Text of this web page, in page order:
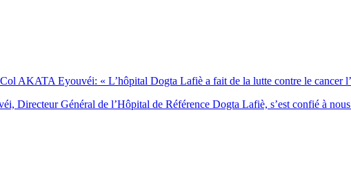
AKATA Eyouvéi: « L’hôpital Dogta Lafiè a fait de la lutte contre le cancer
Directeur Général de l’Hôpital de Référence Dogta Lafiè, s’est confié à